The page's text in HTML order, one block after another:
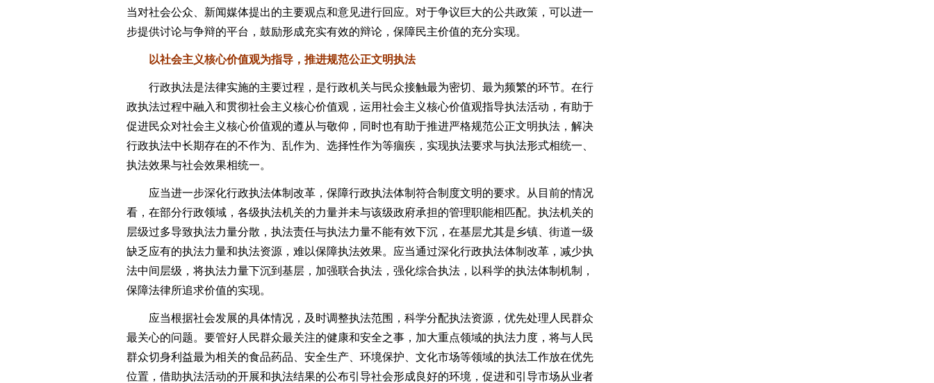
当对社会公众、新闻媒体提出的主要观点和意见进行回应。对于争议巨大的公共政策，可以进一
步提供讨论与争辩的平台，鼓励形成充实有效的辩论，保障民主价值的充分实现。
以社会主义核心价值观为指导，推进规范公正文明执法
行政执法是法律实施的主要过程，是行政机关与民众接触最为密切、最为频繁的环节。在行
政执法过程中融入和贯彻社会主义核心价值观，运用社会主义核心价值观指导执法活动，有助于
促进民众对社会主义核心价值观的遵从与敬仰，同时也有助于推进严格规范公正文明执法，解决
行政执法中长期存在的不作为、乱作为、选择性作为等痼疾，实现执法要求与执法形式相统一、
执法效果与社会效果相统一。
应当进一步深化行政执法体制改革，保障行政执法体制符合制度文明的要求。从目前的情况
看，在部分行政领域，各级执法机关的力量并未与该级政府承担的管理职能相匹配。执法机关的
层级过多导致执法力量分散，执法责任与执法力量不能有效下沉，在基层尤其是乡镇、街道一级
缺乏应有的执法力量和执法资源，难以保障执法效果。应当通过深化行政执法体制改革，减少执
法中间层级，将执法力量下沉到基层，加强联合执法，强化综合执法，以科学的执法体制机制，
保障法律所追求价值的实现。
应当根据社会发展的具体情况，及时调整执法范围，科学分配执法资源，优先处理人民群众
最关心的问题。要管好人民群众最关注的健康和安全之事，加大重点领域的执法力度，将与人民
群众切身利益最为相关的食品药品、安全生产、环境保护、文化市场等领域的执法工作放在优先
位置，借助执法活动的开展和执法结果的公布引导社会形成良好的环境，促进和引导市场从业者